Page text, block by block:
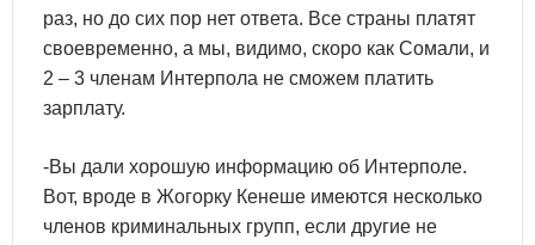
раз, но до сих пор нет ответа. Все страны платят
своевременно, а мы, видимо, скоро как Сомали, и
2 – 3 членам Интерпола не сможем платить
зарплату.
-Вы дали хорошую информацию об Интерполе.
Вот, вроде в Жогорку Кенеше имеются несколько
членов криминальных групп, если другие не